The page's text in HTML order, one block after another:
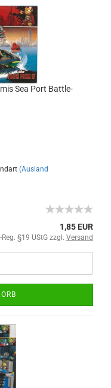
Sea Port Battle-
(Ausland
1,85 EUR
§19 UStG zzgl. Versand